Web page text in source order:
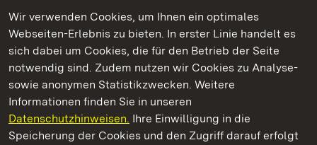
Wir verwenden Cookies, um Ihnen ein optimales
Webseiten-Erlebnis zu bieten. In erster Linie handelt es
sich dabei um Cookies, die für den Betrieb der Seite
notwendig sind. Zudem nutzen wir Cookies zu Analyse-
sowie anonymen Statistikzwecken. Weitere
Informationen finden Sie in unseren
Datenschutzhinweisen. Ihre Einwilligung in die
Speicherung der Cookies und den Zugriff darauf erfolgt
Kommen. Staunen. Genießen.
Kloster Hirsau